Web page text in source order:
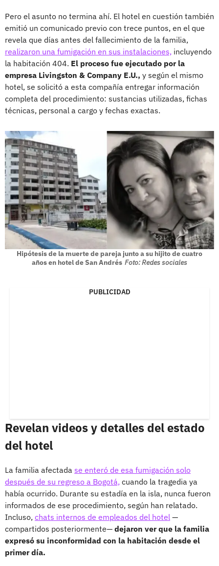
Pero el asunto no termina ahí. El hotel en cuestión también
emitió un comunicado previo con trece puntos, en el que
revela que días antes del fallecimiento de la familia,
realizaron una fumigación en sus instalaciones, incluyendo
la habitación 404. El proceso fue ejecutado por la
empresa Livingston & Company E.U., y según el mismo
hotel, se solicitó a esta compañía entregar información
completa del procedimiento: sustancias utilizadas, fichas
técnicas, personal a cargo y fechas exactas.
Hipótesis de la muerte de pareja junto a su hijito de cuatro
años en hotel de San Andrés Foto: Redes sociales
PUBLICIDAD
Revelan videos y detalles del estado
del hotel
La familia afectada se enteró de esa fumigación solo
después de su regreso a Bogotá, cuando la tragedia ya
había ocurrido. Durante su estadía en la isla, nunca fueron
informados de ese procedimiento, según han relatado.
Incluso, chats internos de empleados del hotel —
compartidos posteriormente— dejaron ver que la familia
expresó su inconformidad con la habitación desde el
primer día.